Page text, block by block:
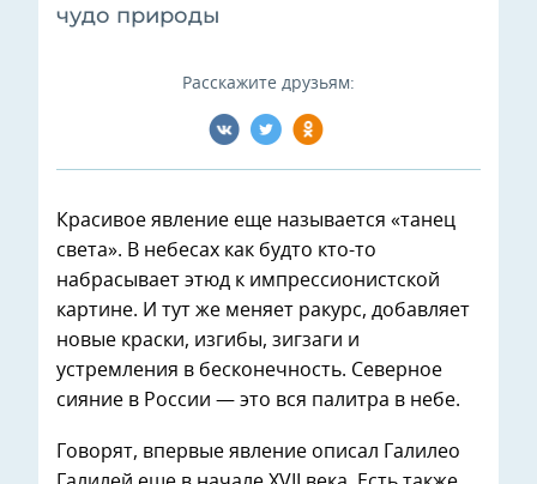
чудо природы
Расскажите друзьям:
Красивое явление еще называется «танец
света». В небесах как будто кто-то
набрасывает этюд к импрессионистской
картине. И тут же меняет ракурс, добавляет
новые краски, изгибы, зигзаги и
устремления в бесконечность. Северное
сияние в России — это вся палитра в небе.
Говорят, впервые явление описал Галилео